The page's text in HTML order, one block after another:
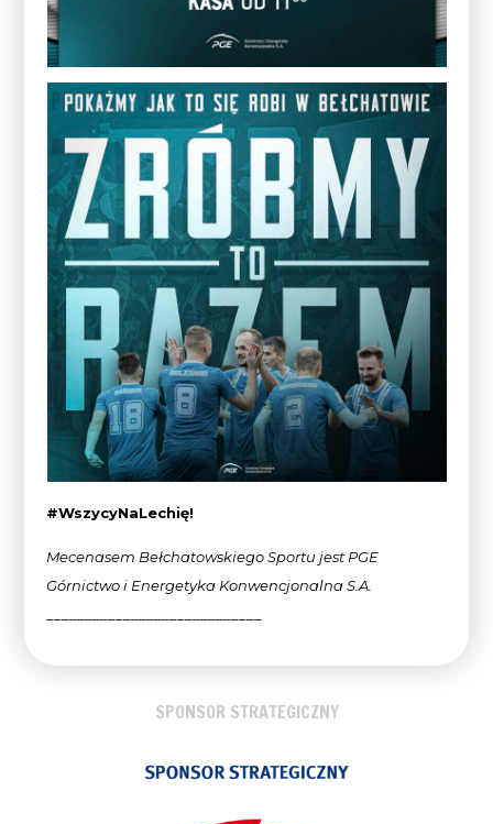
#WszycyNaLechię!
Mecenasem Bełchatowskiego Sportu jest PGE
Górnictwo i Energetyka Konwencjonalna S.A.
SPONSOR STRATEGICZNY